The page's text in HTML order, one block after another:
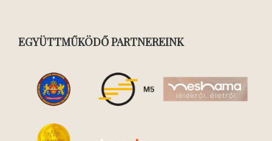
EGYÜTTMŰKÖDŐ PARTNEREINK